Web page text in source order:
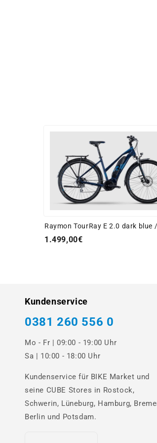
Raymon TourRay E 2.0 dark blue
1.499,00€
Kundenservice
0381 260 556 0
Mo - Fr | 09:00 - 19:00 Uhr
Sa | 10:00 - 18:00 Uhr
Kundenservice für BIKE Market und
seine CUBE Stores in Rostock,
Schwerin, Lüneburg, Hamburg,
Berlin und Potsdam.